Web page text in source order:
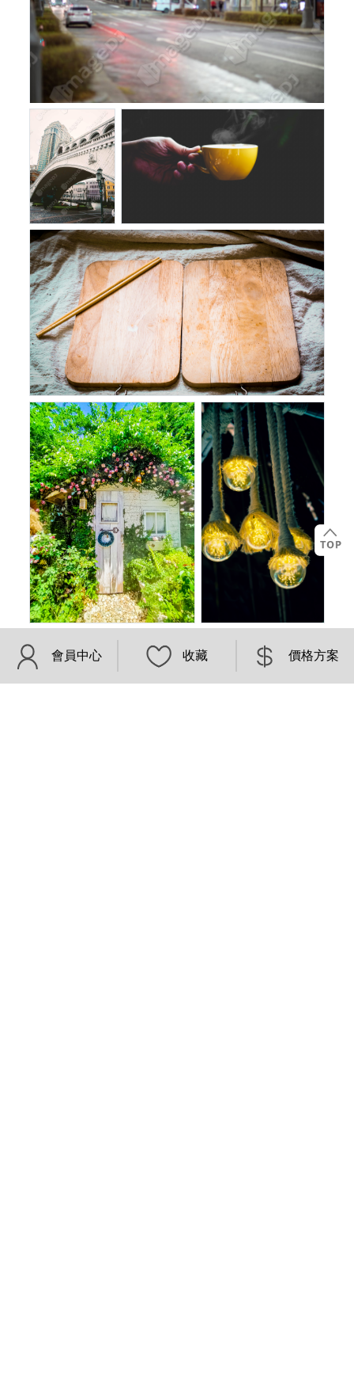
會員中心 收藏 價格方案